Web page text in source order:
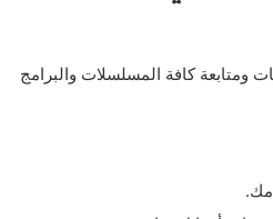
كافة المسلسلات والبرامج